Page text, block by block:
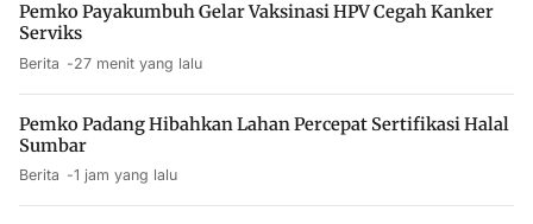
Pemko Payakumbuh Gelar Vaksinasi HPV Cegah Kanker
Serviks
Berita 27 menit yang lalu
Pemko Padang Hibahkan Lahan Percepat Sertifikasi Halal
Sumbar
Berita 1 jam yang lalu